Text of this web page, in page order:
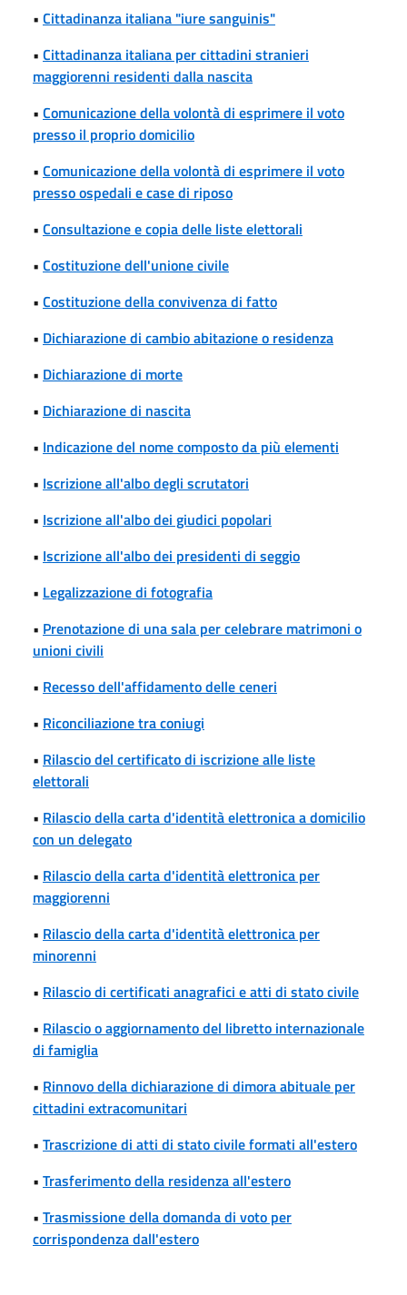
• Cittadinanza italiana "iure sanguinis"
• Cittadinanza italiana per cittadini stranieri
maggiorenni residenti dalla nascita
• Comunicazione della volontà di esprimere il voto
presso il proprio domicilio
• Comunicazione della volontà di esprimere il voto
presso ospedali e case di riposo
• Consultazione e copia delle liste elettorali
• Costituzione dell'unione civile
• Costituzione della convivenza di fatto
• Dichiarazione di cambio abitazione o residenza
• Dichiarazione di morte
• Dichiarazione di nascita
• Indicazione del nome composto da più elementi
• Iscrizione all'albo degli scrutatori
• Iscrizione all'albo dei giudici popolari
• Iscrizione all'albo dei presidenti di seggio
• Legalizzazione di fotografia
• Prenotazione di una sala per celebrare matrimoni o
unioni civili
• Recesso dell'affidamento delle ceneri
• Riconciliazione tra coniugi
• Rilascio del certificato di iscrizione alle liste
elettorali
• Rilascio della carta d'identità elettronica a domicilio
con un delegato
• Rilascio della carta d'identità elettronica per
maggiorenni
• Rilascio della carta d'identità elettronica per
minorenni
• Rilascio di certificati anagrafici e atti di stato civile
• Rilascio o aggiornamento del libretto internazionale
di famiglia
• Rinnovo della dichiarazione di dimora abituale per
cittadini extracomunitari
• Trascrizione di atti di stato civile formati all'estero
• Trasferimento della residenza all'estero
• Trasmissione della domanda di voto per
corrispondenza dall'estero